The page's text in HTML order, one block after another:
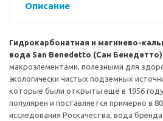
Описание
Гидрокарбонатная и магниево-
вода San Benedetto (Сан Бенедетто)
макроэлементами, полезными для
экологически чистых подземных
которые были открыты ещё в 1956
популярен и поставляется примерно в
исследования Роскачества, вода